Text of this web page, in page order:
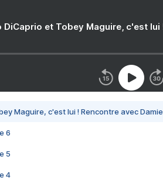
DiCaprio et Tobey Maguire, c'est
Maguire, c'est lui ! Rencontre avec
6
5
4